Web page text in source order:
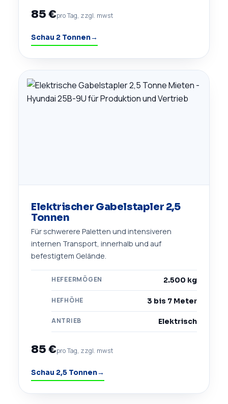
85 €pro Tag, zzgl. mwst
Schau 2 Tonnen→
Elektrischer Gabelstapler 2,5
Tonnen
Für schwerere Paletten und intensiveren
internen Transport, innerhalb und auf
befestigtem Gelände.
HEFEERMÖGEN 2.500 kg
HEFHÖHE 3 bis 7 Meter
ANTRIEB Elektrisch
85 €pro Tag, zzgl. mwst
Schau 2,5 Tonnen→